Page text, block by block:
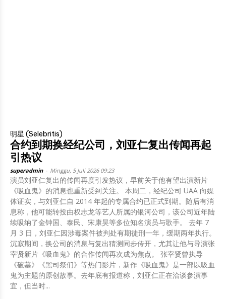
明星 (Selebritis)
合约到期换经纪公司，刘亚仁复出传闻再起
引热议
superadmin Minggu, 5 Juli 2026 09:23
演员刘亚仁复出的传闻再度引发热议，早前关于他有望出演新片
《吸血鬼》的消息也重新受到关注。 本周二，经纪公司 UAA 向媒
体证实，与刘亚仁自 2014 年起的专属合约已正式到期。随后有消
息称，他可能转投由权志龙等艺人所属的银河公司，该公司近年陆
续吸纳了金钟国、泰民、宋康昊等多位知名演员与歌手。 去年 7
月 3 日，刘亚仁因涉毒案件被判处有期徒刑一年，缓期两年执行。
沉寂期间，换公司的消息与复出猜测同步传开，尤其让他与导演张
宰贤新片《吸血鬼》的合作传闻再次成为焦点。 张宰贤曾执导
《破墓》《黑司祭们》等热门影片，新作《吸血鬼》是一部以吸血
鬼为主题的原创故事。去年底有报道称，刘亚仁正在洽谈参演事
宜，但当时...